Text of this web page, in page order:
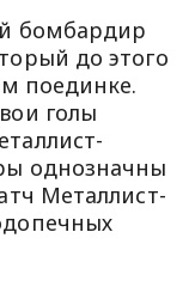
бомбардир
до этого
поединке.
голы
однозначны
Металлист-